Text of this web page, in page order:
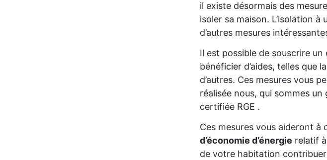
il existe désormais des
isoler sa maison. L’isolation
d’autres mesures
Il est possible de souscrire
bénéficier d’aides, telles que
d’autres. Ces mesures vous
réalisée nous, qui sommes
certifiée RGE .
Ces mesures vous aideront
d’économie d’énergie relatif
de votre habitation